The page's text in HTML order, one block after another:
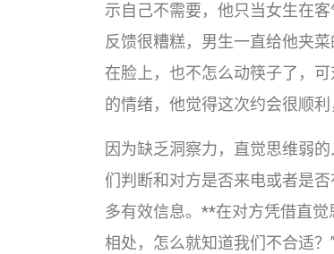
示自己不需要，他只当女生在
反馈很糟糕，男生一直给他夹
在脸上，也不怎么动筷子了，
的情绪，他觉得这次约会很顺
因为缺乏洞察力，直觉思维弱
们判断和对方是否来电或者是
多有效信息。**在对方凭借直
相处，怎么就知道我们不合适？”